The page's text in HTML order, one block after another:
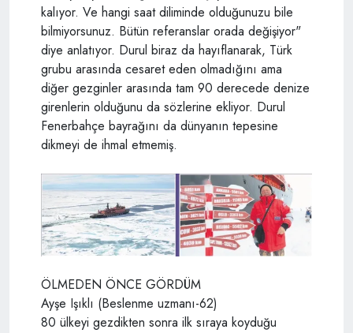
kalıyor. Ve hangi saat diliminde olduğunuzu bile
bilmiyorsunuz. Bütün referanslar orada değişiyor"
diye anlatıyor. Durul biraz da hayıflanarak, Türk
grubu arasında cesaret eden olmadığını ama
diğer gezginler arasında tam 90 derecede denize
girenlerin olduğunu da sözlerine ekliyor. Durul
Fenerbahçe bayrağını da dünyanın tepesine
dikmeyi de ihmal etmemiş.
ÖLMEDEN ÖNCE GÖRDÜM
Ayşe Işıklı (Beslenme uzmanı-62)
80 ülkeyi gezdikten sonra ilk sıraya koyduğu